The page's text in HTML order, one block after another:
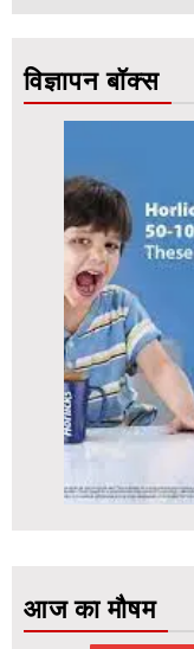
विज्ञापन बॉक्स
आज का मौषम